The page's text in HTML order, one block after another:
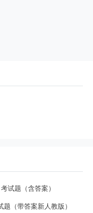
试题（含答案）
（带答案新人教版）